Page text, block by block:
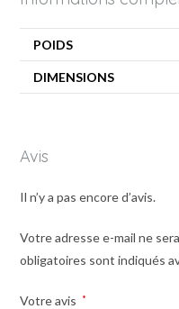
POIDS
DIMENSIONS
Avis
Il n’y a pas encore d’avis.
Votre adresse e-mail ne
obligatoires sont indiqués
Votre avis *